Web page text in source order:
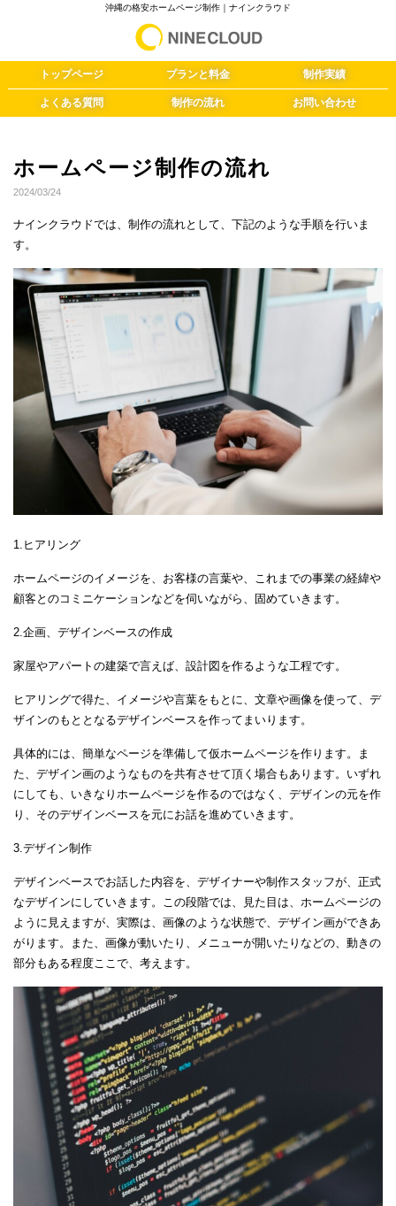
沖縄の格安ホームページ制作｜ナインクラウド
トップページ プランと料金 制作実績
よくある質問 制作の流れ お問い合わせ
ホームページ制作の流れ
2024/03/24
ナインクラウドでは、制作の流れとして、下記のような手順を行いま
す。
1.ヒアリング
ホームページのイメージを、お客様の言葉や、これまでの事業の経緯や
顧客とのコミニケーションなどを伺いながら、固めていきます。
2.企画、デザインベースの作成
家屋やアパートの建築で言えば、設計図を作るような工程です。
ヒアリングで得た、イメージや言葉をもとに、文章や画像を使って、デ
ザインのもととなるデザインベースを作ってまいります。
具体的には、簡単なページを準備して仮ホームページを作ります。ま
た、デザイン画のようなものを共有させて頂く場合もあります。いずれ
にしても、いきなりホームページを作るのではなく、デザインの元を作
り、そのデザインベースを元にお話を進めていきます。
3.デザイン制作
デザインベースでお話した内容を、デザイナーや制作スタッフが、正式
なデザインにしていきます。この段階では、見た目は、ホームページの
ように見えますが、実際は、画像のような状態で、デザイン画ができあ
がります。また、画像が動いたり、メニューが開いたりなどの、動きの
部分もある程度ここで、考えます。